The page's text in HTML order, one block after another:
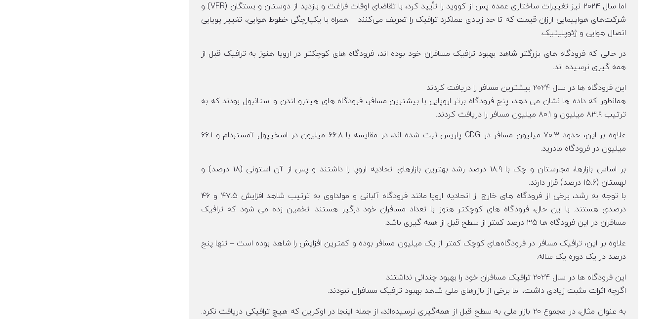
اما سال ۲۰۲۴ نیز تغییرات ساختاری عمده پس از کووید را تأیید کرد، با تقاضای اوقات فراغت و بازدید از دوستان و بستگان (VFR) و
شرکت‌های هواپیمایی ارزان قیمت که تا حد زیادی عملکرد ترافیک را تعریف می‌کنند – همراه با یکپارچگی خطوط هوایی، تغییر پویایی
اتصال هوایی و ژئوپلیتیک.
در حالی که فرودگاه های بزرگتر شاهد بهبود ترافیک مسافران خود بوده اند، فرودگاه های کوچکتر در اروپا هنوز به ترافیک قبل از
همه گیری نرسیده اند.
این فرودگاه ها در سال ۲۰۲۴ بیشترین مسافر را دریافت کردند
همانطور که داده ها نشان می دهد، پنج فرودگاه برتر اروپایی با بیشترین مسافر، فرودگاه های هیترو لندن و استانبول بودند که به
ترتیب ۸۳.۹ میلیون و ۸۰.۱ میلیون مسافر را دریافت کردند.
علاوه بر این، حدود ۷۰.۳ میلیون مسافر در CDG پاریس ثبت شده اند، در مقایسه با ۶۶.۸ میلیون در اسخیپول آمستردام و ۶۶.۱
میلیون در فرودگاه مادرید.
بر اساس بازارها، مجارستان و چک با ۱۸.۹ درصد رشد بهترین بازارهای اتحادیه اروپا را داشتند و پس از آن استونی (۱۸ درصد) و
لهستان (۱۵.۶ درصد) قرار دارند.
با توجه به رشد، برخی از فرودگاه های خارج از اتحادیه اروپا مانند فرودگاه آلبانی و مولداوی به ترتیب شاهد افزایش ۴۷.۵ و ۴۶
درصدی هستند. با این حال، فرودگاه های کوچکتر هنوز با تعداد مسافران خود درگیر هستند. تخمین زده می شود که ترافیک
مسافران در این فرودگاه ها ۳۵ درصد کمتر از سطح قبل از همه گیری باشد.
علاوه بر این، ترافیک مسافر در فرودگاه‌های کوچک کمتر از یک میلیون مسافر بوده و کمترین افزایش را شاهد بوده است – تنها پنج
درصد در یک دوره یک ساله.
این فرودگاه ها در سال ۲۰۲۴ ترافیک مسافران خود را بهبود چندانی نداشتند
اگرچه اثرات مثبت زیادی داشت، اما برخی از بازارهای ملی شاهد بهبود ترافیک مسافران نبودند.
به عنوان مثال، در مجموع ۲۰ بازار ملی به سطح قبل از همه‌گیری نرسیده‌اند، از جمله اینجا در اوکراین که هیچ ترافیکی دریافت نکرد.